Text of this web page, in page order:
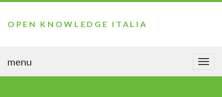
OPEN KNOWLEDGE ITALIA
menu